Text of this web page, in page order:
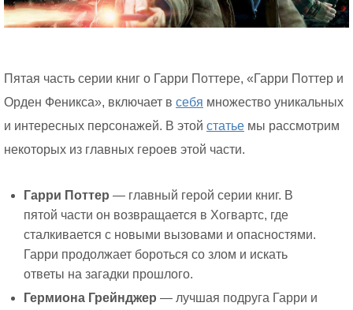
Пятая часть серии книг о Гарри Поттере, «Гарри Поттер и
Орден Феникса», включает в себя множество уникальных
и интересных персонажей. В этой статье мы рассмотрим
некоторых из главных героев этой части.
Гарри Поттер — главный герой серии книг. В
пятой части он возвращается в Хогвартс, где
сталкивается с новыми вызовами и опасностями.
Гарри продолжает бороться со злом и искать
ответы на загадки прошлого.
Гермиона Грейнджер — лучшая подруга Гарри и